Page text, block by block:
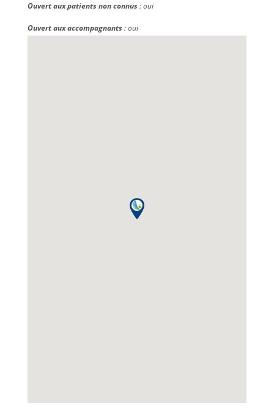
Ouvert aux patients non connus: oui
Ouvert aux accompagnants: oui